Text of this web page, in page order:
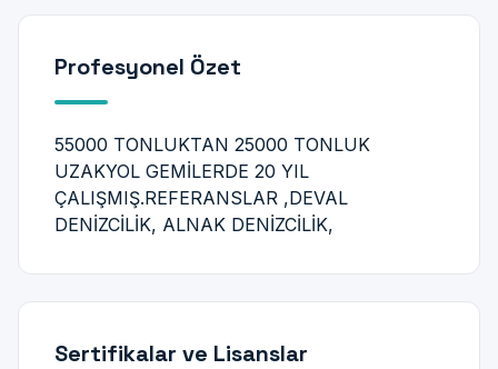
Profesyonel Özet
55000 TONLUKTAN 25000 TONLUK
UZAKYOL GEMİLERDE 20 YIL
ÇALIŞMIŞ.REFERANSLAR ,DEVAL
DENİZCİLİK, ALNAK DENİZCİLİK,
Sertifikalar ve Lisanslar